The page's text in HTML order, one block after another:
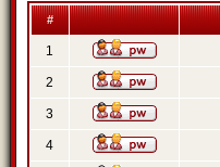
#
1
2
3
4